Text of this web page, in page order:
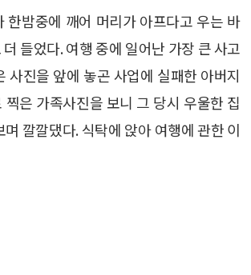
밤중에 깨어 머리가 아프다고 우는 바
들었다. 여행 중에 일어난 가장 큰 사고
진을 앞에 놓곤 사업에 실패한 아버지
은 가족사진을 보니 그 당시 우울한 집
깔깔댔다. 식탁에 앉아 여행에 관한 이